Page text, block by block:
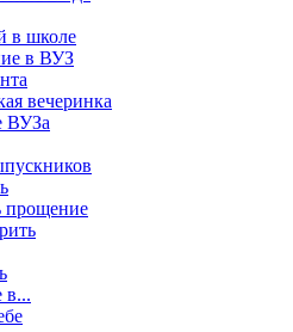
в школе
в ВУЗ
вечеринка
ВУЗа
прощение
в...